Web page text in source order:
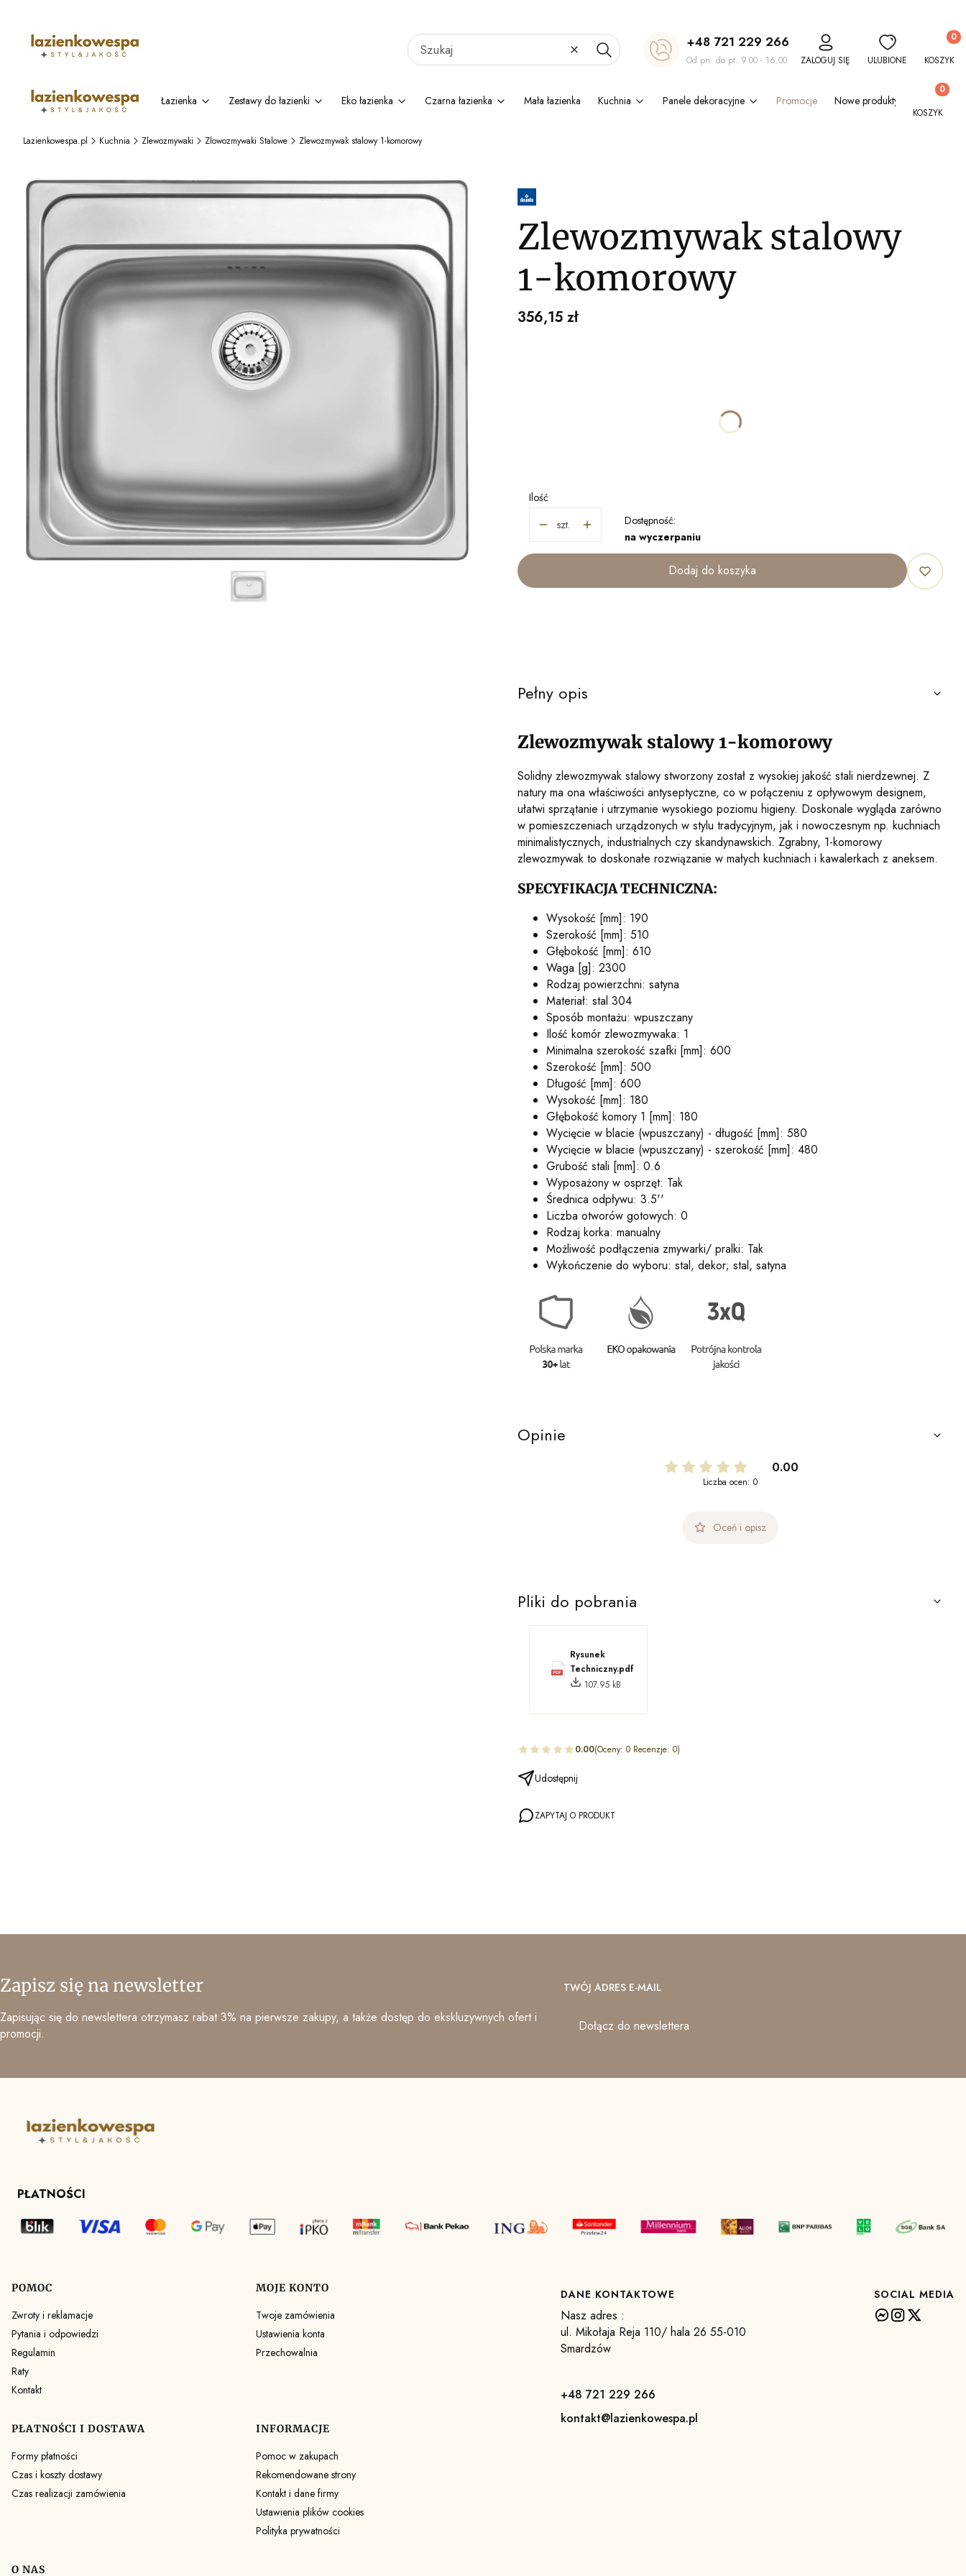
WyczyśćSzukaj
+48 721 229 266
Od pn. do pt. 9.00 - 16.00 ZALOGUJ SIĘ ULUBIONE KOSZYK
Łazienka Zestawy do łazienki Eko łazienka Czarna łazienka Mała łazienka Kuchnia Panele dekoracyjne Promocje Nowe produkty
Produkty
KOSZYK
Lazienkowespa.pl Kuchnia Zlewozmywaki Zlowozmywaki Stalowe Zlewozmywak stalowy 1-komorowy
Zlewozmywak stalowy
1-komorowy
Cena
356,15 zł
Ilość
szt.
Dostępność:
na wyczerpaniu
Dodaj do koszyka
Pełny opis
Zlewozmywak stalowy 1-komorowy
Solidny zlewozmywak stalowy stworzony został z wysokiej jakość stali nierdzewnej. Z
natury ma ona właściwości antyseptyczne, co w połączeniu z opływowym designem,
ułatwi sprzątanie i utrzymanie wysokiego poziomu higieny. Doskonale wygląda zarówno
w pomieszczeniach urządzonych w stylu tradycyjnym, jak i nowoczesnym np. kuchniach
minimalistycznych, industrialnych czy skandynawskich. Zgrabny, 1-komorowy
zlewozmywak to doskonałe rozwiązanie w małych kuchniach i kawalerkach z aneksem.
SPECYFIKACJA TECHNICZNA:
Wysokość [mm]: 190
Szerokość [mm]: 510
Głębokość [mm]: 610
Waga [g]: 2300
Rodzaj powierzchni: satyna
Materiał: stal 304
Sposób montażu: wpuszczany
Ilość komór zlewozmywaka: 1
Minimalna szerokość szafki [mm]: 600
Szerokość [mm]: 500
Długość [mm]: 600
Wysokość [mm]: 180
Głębokość komory 1 [mm]: 180
Wycięcie w blacie (wpuszczany) - długość [mm]: 580
Wycięcie w blacie (wpuszczany) - szerokość [mm]: 480
Grubość stali [mm]: 0.6
Wyposażony w osprzęt: Tak
Średnica odpływu: 3.5''
Liczba otworów gotowych: 0
Rodzaj korka: manualny
Możliwość podłączenia zmywarki/ pralki: Tak
Wykończenie do wyboru: stal, dekor; stal, satyna
Opinie
0.00
Liczba ocen: 0
Oceń i opisz
Pliki do pobrania
Rysunek
Techniczny.pdf
107.95 kB
0.00(Oceny: 0 Recenzje: 0)
Udostępnij
ZAPYTAJ O PRODUKT
Zapisz się na newsletter
Zapisując się do newslettera otrzymasz rabat 3% na pierwsze zakupy, a także dostęp do ekskluzywnych ofert i
promocji.
TWÓJ ADRES E-MAIL
Dołącz do newslettera
PŁATNOŚCI
Linki w stopce
POMOC
Zwroty i reklamacje
Pytania i odpowiedzi
Regulamin
Raty
Kontakt
MOJE KONTO
Twoje zamówienia
Ustawienia konta
Przechowalnia
PŁATNOŚCI I DOSTAWA
Formy płatności
Czas i koszty dostawy
Czas realizacji zamówienia
INFORMACJE
Pomoc w zakupach
Rekomendowane strony
Kontakt i dane firmy
Ustawienia plików cookies
Polityka prywatności
O NAS
DANE KONTAKTOWE
Nasz adres :
ul. Mikołaja Reja 110/ hala 26 55-010
Smardzów
+48 721 229 266
kontakt@lazienkowespa.pl
SOCIAL MEDIA